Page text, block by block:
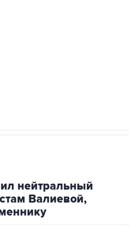
нейтральный
Валиевой,